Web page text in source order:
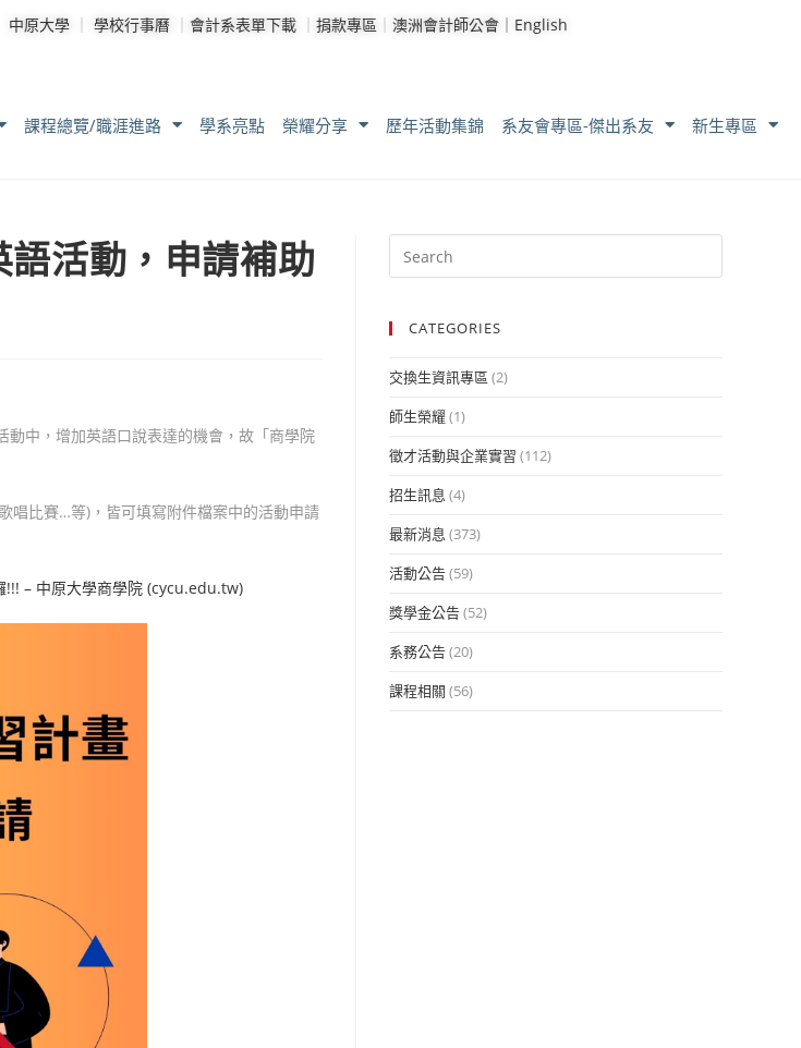
中原大學 ｜ 學校行事曆 ｜ 會計系表單下載 ｜ 捐款專區 ｜ 澳洲會計師公會｜ English
課程總覽/職涯進路 學系亮點 榮耀分享 歷年活動集錦 系友會專區-傑出系友 新生專區
活動，申請補助
中，增加英語口說表達的機會，故「商學院
唱比賽…等)，皆可填寫附件檔案中的活動申請
!!! – 中原大學商學院 (cycu.edu.tw)
CATEGORIES
交換生資訊專區 (2)
師生榮耀(1)
徵才活動與企業實習 (112)
招生訊息 (4)
最新消息 (373)
活動公告(59)
獎學金公告(52)
系務公告(20)
課程相關 (56)